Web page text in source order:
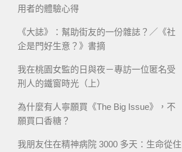
用者的體驗心得
《大誌》：幫助街友的一份雜誌？／《社
企是門好生意？》書摘
我在桃園女監的日與夜－專訪一位匿名受
刑人的鐵窗時光（上）
為什麼有人寧願買《The Big Issue》，不
願買口香糖？
我朋友住在精神病院 3000 多天：生命從住